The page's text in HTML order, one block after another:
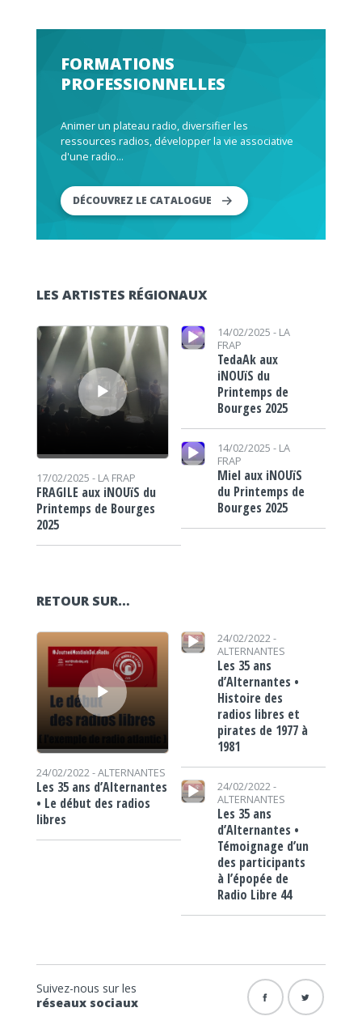
FORMATIONS
PROFESSIONNELLES
Animer un plateau radio, diversifier les
ressources radios, développer la vie associative
d'une radio...
DÉCOUVREZ LE CATALOGUE
LES ARTISTES RÉGIONAUX
Lecteur audio
17/02/2025 - LA FRAP
FRAGILE aux iNOUïS du
Printemps de Bourges
2025
Lecteur audio 14/02/2025 - LA
FRAP
TedaAk aux
iNOUïS du
Printemps de
Bourges 2025
Lecteur audio
14/02/2025 - LA
FRAP
Miel aux iNOUïS
du Printemps de
Bourges 2025
RETOUR SUR…
Lecteur audio
24/02/2022 -ALTERNANTES
Les 35 ans d’Alternantes
• Le début des radios
libres
Lecteur audio
24/02/2022 -
ALTERNANTES
Les 35 ans
d’Alternantes •
Histoire des
radios libres et
pirates de 1977 à
1981
Lecteur audio
24/02/2022 -
ALTERNANTES
Les 35 ans
d’Alternantes •
Témoignage d’un
des participants
à l’épopée de
Radio Libre 44
Suivez-nous sur les
réseaux sociaux